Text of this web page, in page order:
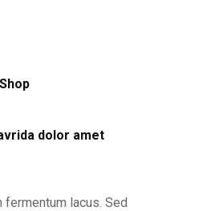
dolor amet
lacus. Sed